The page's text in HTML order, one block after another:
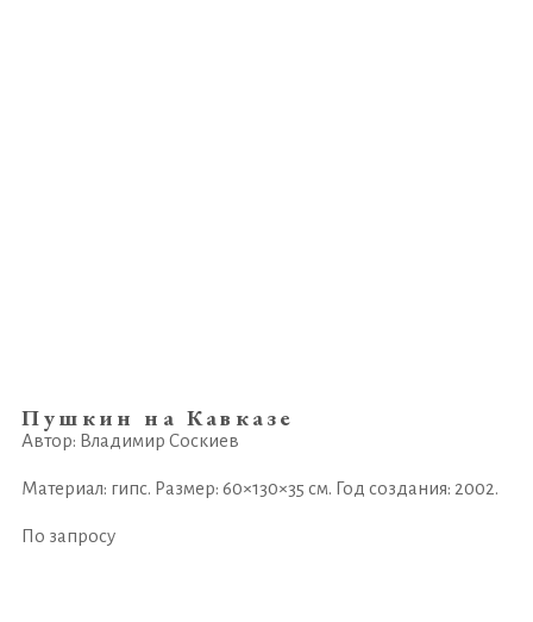
Пушкин на Кавказе
Автор: Владимир Соскиев
Материал: гипс. Размер: 60×130×35 см. Год создания: 2002.
По запросу